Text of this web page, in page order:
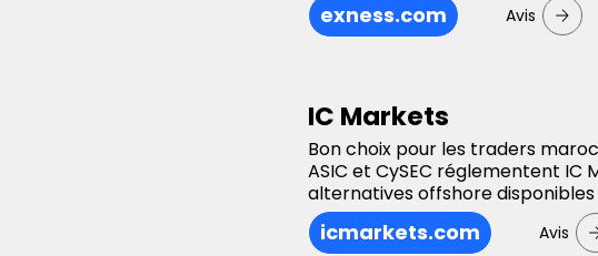
exness.com Avis
IC Markets
Bon choix pour les traders
ASIC et CySEC réglementent
alternatives offshore disponibles
icmarkets.com Avis